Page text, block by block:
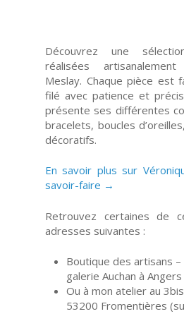
Découvrez une
réalisées
Meslay. Chaque pièce est
filé avec patience et
présente ses différentes
bracelets, boucles
décoratifs.
En savoir plus sur
savoir-faire →
Retrouvez certaines de
adresses suivantes :
Boutique des artisans –
galerie Auchan à Angers
Ou à mon atelier au
53200 Fromentières